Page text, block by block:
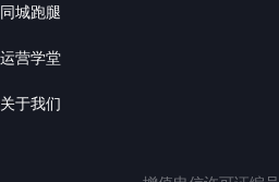
同城跑腿
运营学堂
关于我们